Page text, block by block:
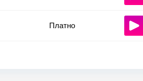
Платно